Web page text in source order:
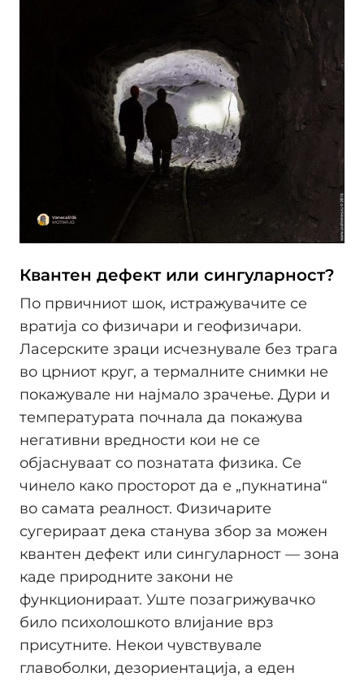
Квантен дефект или сингуларност?
По првичниот шок, истражувачите се
вратија со физичари и геофизичари.
Ласерските зраци исчезнувале без трага
во црниот круг, а термалните снимки не
покажувале ни најмало зрачење. Дури и
температурата почнала да покажува
негативни вредности кои не се
објаснуваат со познатата физика. Се
чинело како просторот да е „пукнатина“
во самата реалност. Физичарите
сугерираат дека станува збор за можен
квантен дефект или сингуларност — зона
каде природните закони не
функционираат. Уште позагрижувачко
било психолошкото влијание врз
присутните. Некои чувствувале
главоболки, дезориентација, а еден